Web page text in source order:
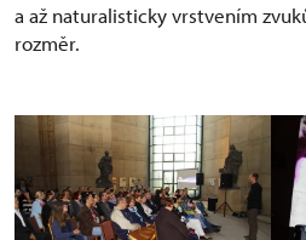
a až naturalisticky vrstvením
rozměr.